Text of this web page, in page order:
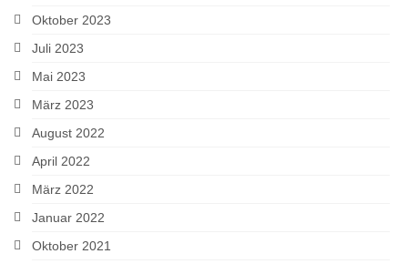
Oktober 2023
Juli 2023
Mai 2023
März 2023
August 2022
April 2022
März 2022
Januar 2022
Oktober 2021